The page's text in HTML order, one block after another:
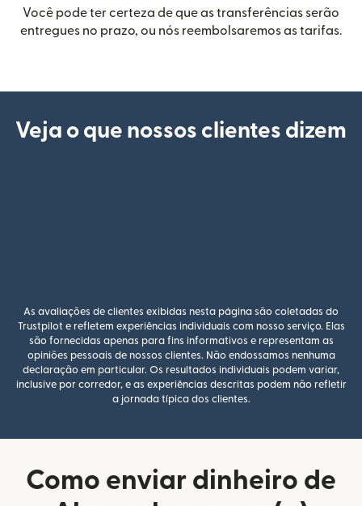
Você pode ter certeza de que as transferências serão
entregues no prazo, ou nós reembolsaremos as tarifas.
Veja o que nossos clientes dizem
As avaliações de clientes exibidas nesta página são coletadas do
Trustpilot e refletem experiências individuais com nosso serviço. Elas
são fornecidas apenas para fins informativos e representam as
opiniões pessoais de nossos clientes. Não endossamos nenhuma
declaração em particular. Os resultados individuais podem variar,
inclusive por corredor, e as experiências descritas podem não refletir
a jornada típica dos clientes.
Como enviar dinheiro de